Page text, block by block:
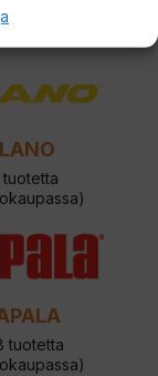
tuotetta
tuotetta